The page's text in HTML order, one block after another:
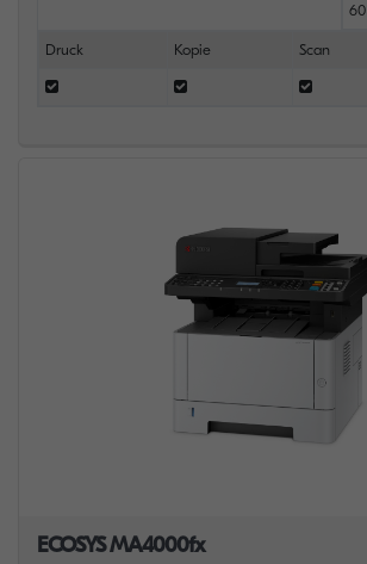
60
Druck Kopie Scan
ECOSYS MA4000fx